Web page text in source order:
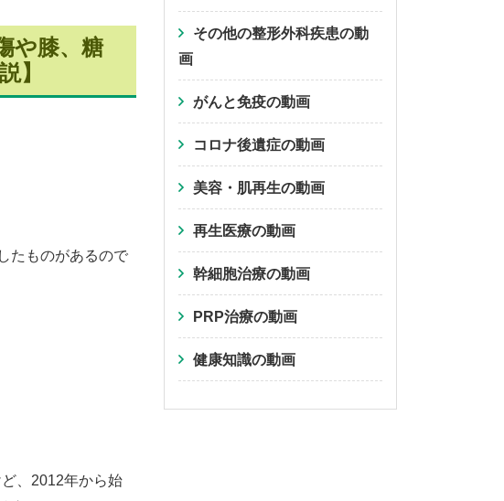
や膝、糖
】
たものがあるので
、2012年から始
その他の整形外科疾患の動
画
がんと免疫の動画
コロナ後遺症の動画
美容・肌再生の動画
再生医療の動画
幹細胞治療の動画
PRP治療の動画
健康知識の動画